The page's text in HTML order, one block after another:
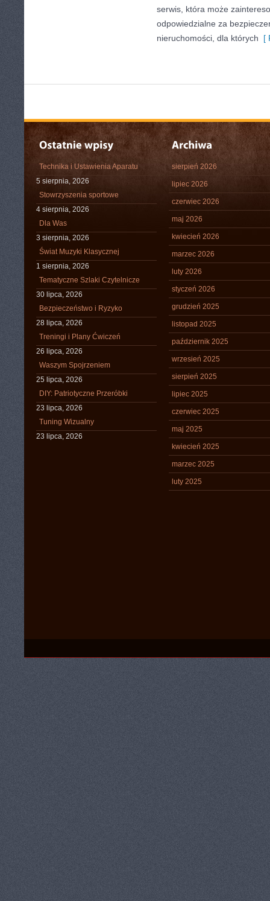
serwis, która może
odpowiedzialne za
nieruchomości, dla których [
Technika i Ustawienia Aparatu
5 sierpnia, 2026
Stowrzyszenia sportowe
4 sierpnia, 2026
Dla Was
3 sierpnia, 2026
Świat Muzyki Klasycznej
1 sierpnia, 2026
Tematyczne Szlaki Czytelnicze
30 lipca, 2026
Bezpieczeństwo i Ryzyko
28 lipca, 2026
Treningi i Plany Ćwiczeń
26 lipca, 2026
Waszym Spojrzeniem
25 lipca, 2026
DIY: Patriotyczne Przeróbki
23 lipca, 2026
Tuning Wizualny
23 lipca, 2026
sierpień 2026
lipiec 2026
czerwiec 2026
maj 2026
kwiecień 2026
marzec 2026
luty 2026
styczeń 2026
grudzień 2025
listopad 2025
październik 2025
wrzesień 2025
sierpień 2025
lipiec 2025
czerwiec 2025
maj 2025
kwiecień 2025
marzec 2025
luty 2025